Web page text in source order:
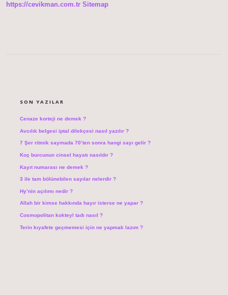
https://cevikman.com.tr Sitemap
SON YAZILAR
Cenaze korteji ne demek ?
Avcılık belgesi iptal dilekçesi nasıl yazılır ?
7 Şer ritmik saymada 70’ten sonra hangi sayı gelir ?
Koç burcunun cinsel hayatı nasıldır ?
Kayıt numarası ne demek ?
3 ile tam bölünebilen sayılar nelerdir ?
Hy’nin açılımı nedir ?
Allah bir kimse hakkında hayır isterse ne yapar ?
Cosmopolitan kokteyl tadı nasıl ?
Terin kıyafete geçmemesi için ne yapmak lazım ?